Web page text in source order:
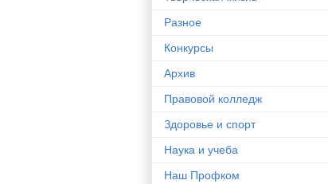
Разное
Конкурсы
Архив
Правовой колледж
Здоровье и спорт
Наука и учеба
Наш Профком